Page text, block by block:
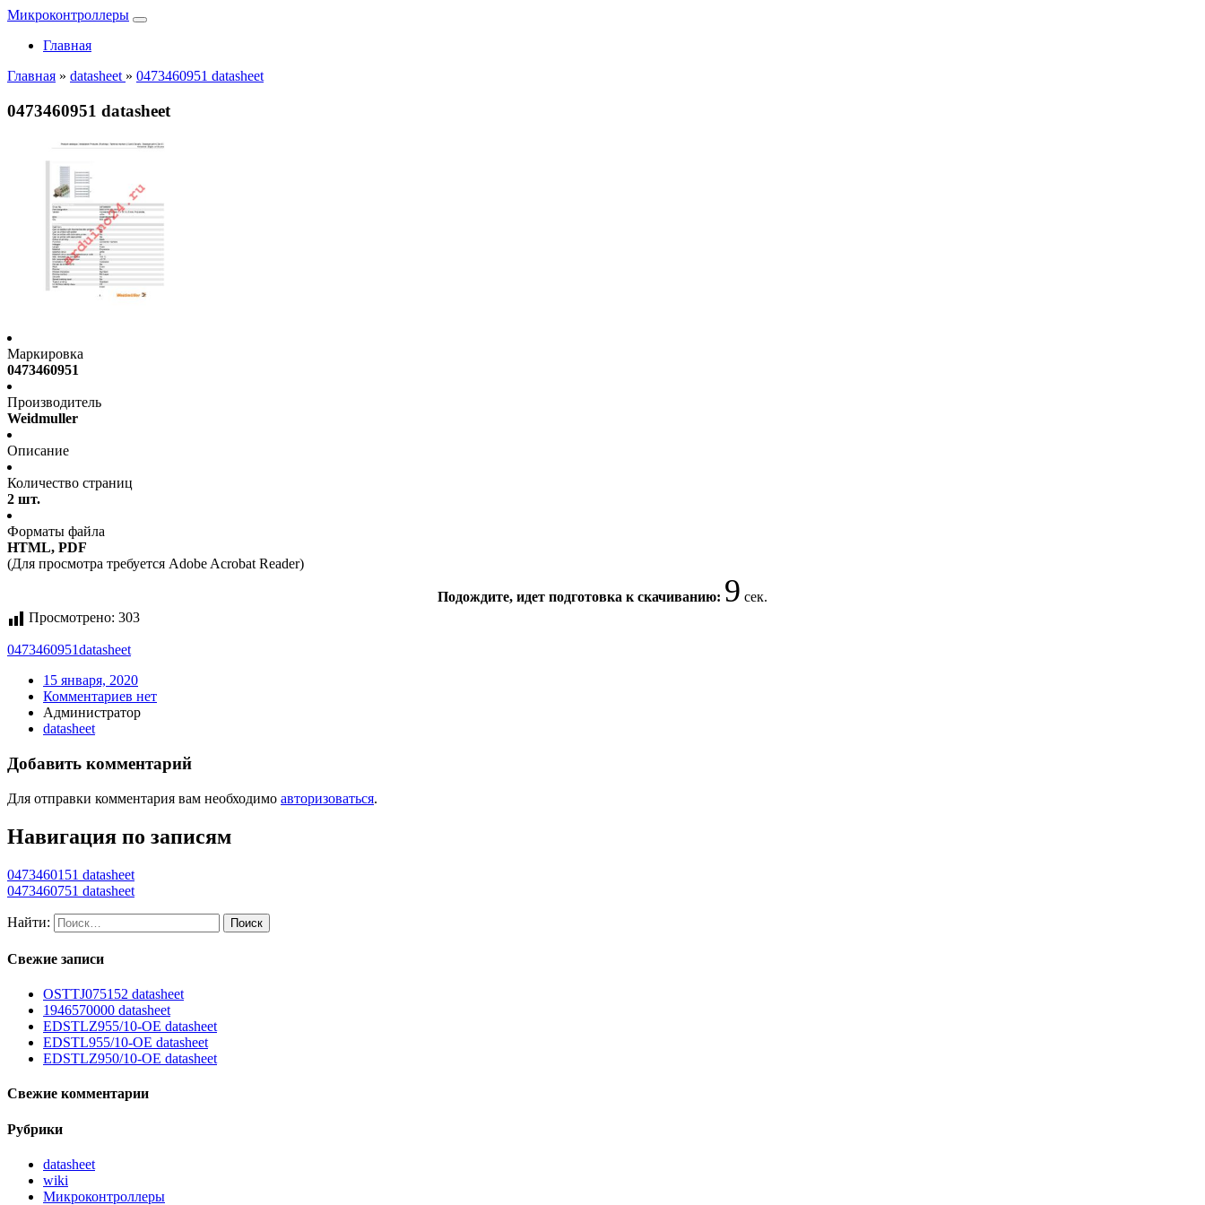
Микроконтроллеры
Главная
Главная » datasheet » 0473460951 datasheet
0473460951 datasheet
Маркировка
0473460951
Производитель
Weidmuller
Описание
Количество страниц
2 шт.
Форматы файла
HTML, PDF
(Для просмотра требуется Adobe Acrobat Reader)
Подождите, идет подготовка к скачиванию: 9 сек.
Просмотрено: 303
0473460951datasheet
15 января, 2020
Комментариев нет
Администратор
datasheet
Добавить комментарий
Для отправки комментария вам необходимо авторизоваться.
Навигация по записям
0473460151 datasheet
0473460751 datasheet
Найти:
Свежие записи
OSTTJ075152 datasheet
1946570000 datasheet
EDSTLZ955/10-OE datasheet
EDSTL955/10-OE datasheet
EDSTLZ950/10-OE datasheet
Свежие комментарии
Рубрики
datasheet
wiki
Микроконтроллеры